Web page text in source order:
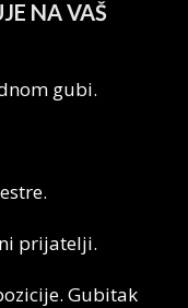
NA VAŠ
gubi.
prijatelji.
Gubitak